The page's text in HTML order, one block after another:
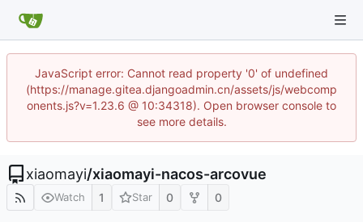
JavaScript error: Cannot read property '0' of undefined
(https://manage.gitea.djangoadmin.cn/assets/js/webcomp
onents.js?v=1.23.6 @ 10:34318). Open browser console to
see more details.
xiaomayi/xiaomayi-nacos-arcovue
Watch 1 Star 0 0